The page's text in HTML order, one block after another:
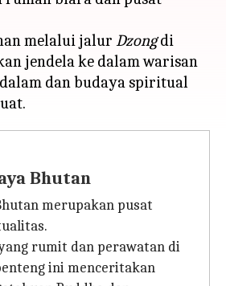
melalui jalur Dzongdi
jendela ke dalam warisan
dan budaya spiritual
Bhutan
merupakan pusat
rumit dan perawatan di
ini menceritakan